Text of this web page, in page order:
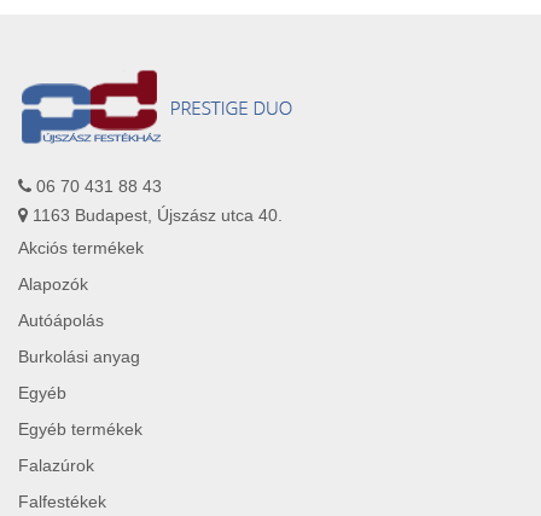
06 70 431 88 43
1163 Budapest, Újszász utca 40.
Akciós termékek
Alapozók
Autóápolás
Burkolási anyag
Egyéb
Egyéb termékek
Falazúrok
Falfestékek